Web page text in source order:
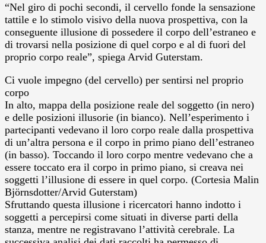
“Nel giro di pochi secondi, il cervello fonde la sensazione
tattile e lo stimolo visivo della nuova prospettiva, con la
conseguente illusione di possedere il corpo dell’estraneo e
di trovarsi nella posizione di quel corpo e al di fuori del
proprio corpo reale”, spiega Arvid Guterstam.
Ci vuole impegno (del cervello) per sentirsi nel proprio
corpo
In alto, mappa della posizione reale del soggetto (in nero)
e delle posizioni illusorie (in bianco). Nell’esperimento i
partecipanti vedevano il loro corpo reale dalla prospettiva
di un’altra persona e il corpo in primo piano dell’estraneo
(in basso). Toccando il loro corpo mentre vedevano che a
essere toccato era il corpo in primo piano, si creava nei
soggetti l’illusione di essere in quel corpo. (Cortesia Malin
Björnsdotter/Arvid Guterstam)
Sfruttando questa illusione i ricercatori hanno indotto i
soggetti a percepirsi come situati in diverse parti della
stanza, mentre ne registravano l’attività cerebrale. La